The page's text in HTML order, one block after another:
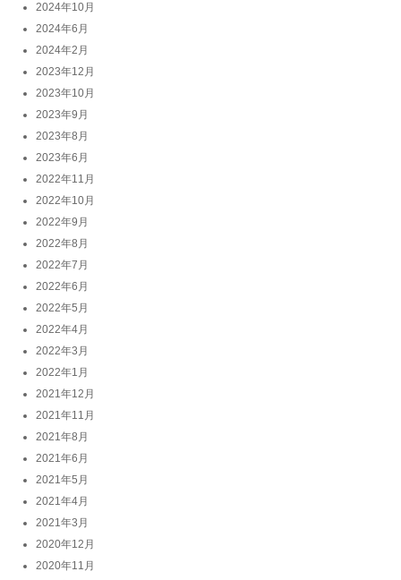
2024年10月
2024年6月
2024年2月
2023年12月
2023年10月
2023年9月
2023年8月
2023年6月
2022年11月
2022年10月
2022年9月
2022年8月
2022年7月
2022年6月
2022年5月
2022年4月
2022年3月
2022年1月
2021年12月
2021年11月
2021年8月
2021年6月
2021年5月
2021年4月
2021年3月
2020年12月
2020年11月